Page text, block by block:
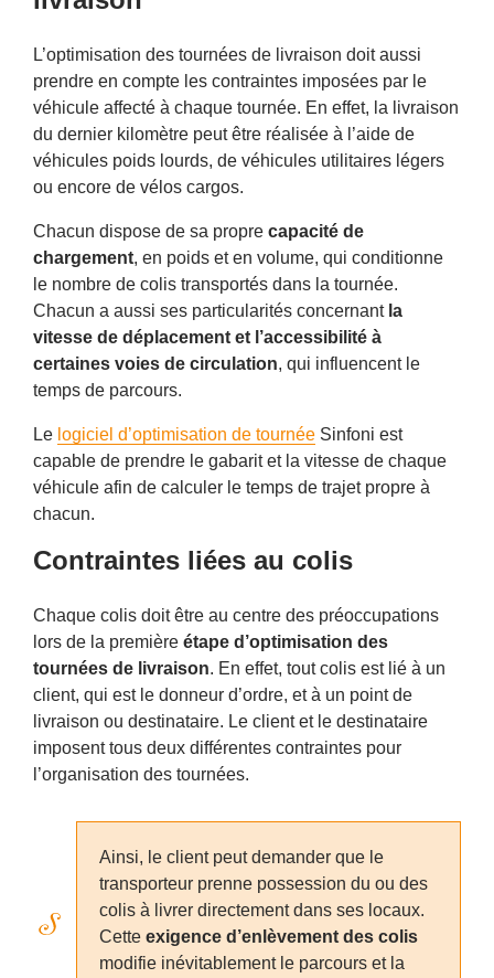
L’optimisation des tournées de livraison doit aussi
prendre en compte les contraintes imposées par le
véhicule affecté à chaque tournée. En effet, la livraison
du dernier kilomètre peut être réalisée à l’aide de
véhicules poids lourds, de véhicules utilitaires légers
ou encore de vélos cargos.
Chacun dispose de sa propre capacité de
chargement, en poids et en volume, qui conditionne
le nombre de colis transportés dans la tournée.
Chacun a aussi ses particularités concernant la
vitesse de déplacement et l’accessibilité à
certaines voies de circulation, qui influencent le
temps de parcours.
Le logiciel d’optimisation de tournée Sinfoni est
capable de prendre le gabarit et la vitesse de chaque
véhicule afin de calculer le temps de trajet propre à
chacun.
Contraintes liées au colis
Chaque colis doit être au centre des préoccupations
lors de la première étape d’optimisation des
tournées de livraison. En effet, tout colis est lié à un
client, qui est le donneur d’ordre, et à un point de
livraison ou destinataire. Le client et le destinataire
imposent tous deux différentes contraintes pour
l’organisation des tournées.
Ainsi, le client peut demander que le
transporteur prenne possession du ou des
colis à livrer directement dans ses locaux.
Cette exigence d’enlèvement des colis
modifie inévitablement le parcours et la